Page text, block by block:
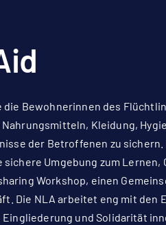
Bewohnerinnen des
Kleidung,
der Betroffenen zu
Umgebung zum Lernen,
Workshop, einen
Die NLA arbeitet eng mit den
und Solidarität